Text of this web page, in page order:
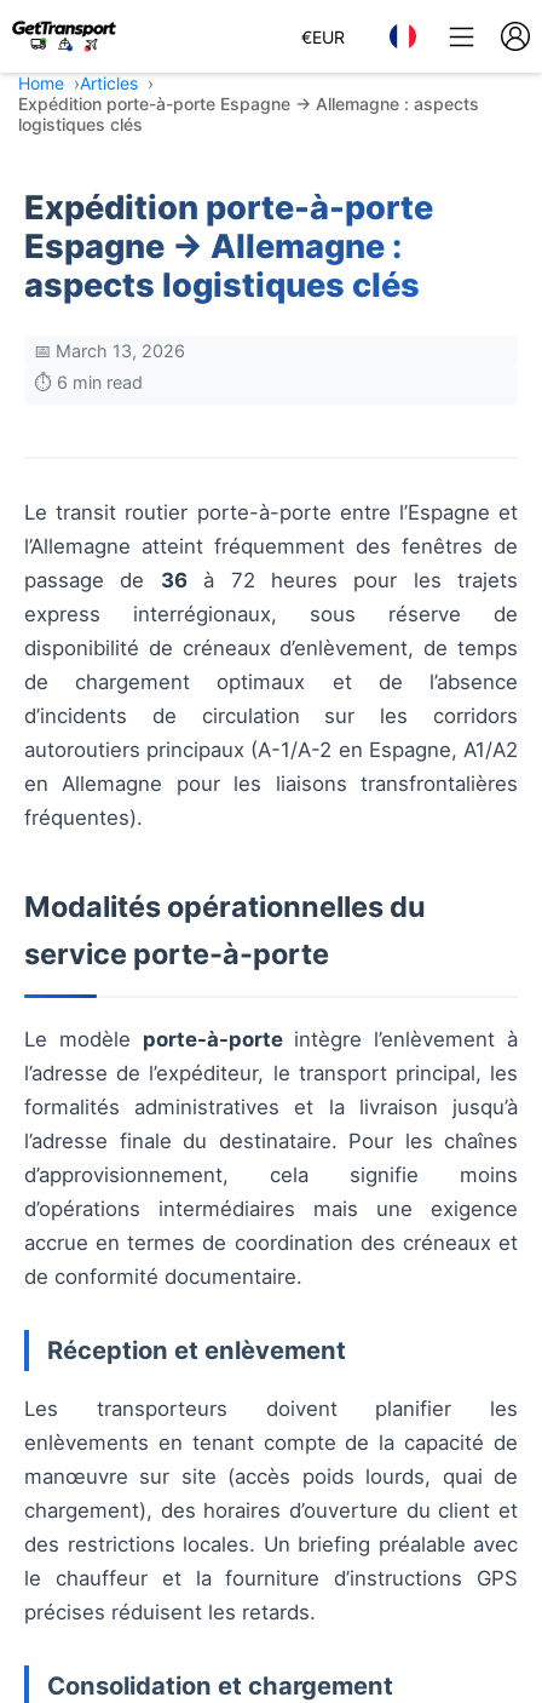
€EUR
Home
Articles
Expédition porte-à-porte Espagne → Allemagne : aspects
logistiques clés
Expédition porte-à-porte
Espagne → Allemagne :
aspects logistiques clés
📅 March 13, 2026
⏱️ 6 min read
Le transit routier porte-à-porte entre l’Espagne et
l’Allemagne atteint fréquemment des fenêtres de
passage de 36à 72 heures pour les trajets
express interrégionaux, sous réserve de
disponibilité de créneaux d’enlèvement, de temps
de chargement optimaux et de l’absence
d’incidents de circulation sur les corridors
autoroutiers principaux (A-1/A-2 en Espagne, A1/A2
en Allemagne pour les liaisons transfrontalières
fréquentes).
Modalités opérationnelles du
service porte-à-porte
Le modèle porte-à-porteintègre l’enlèvement à
l’adresse de l’expéditeur, le transport principal, les
formalités administratives et la livraison jusqu’à
l’adresse finale du destinataire. Pour les chaînes
d’approvisionnement, cela signifie moins
d’opérations intermédiaires mais une exigence
accrue en termes de coordination des créneaux et
de conformité documentaire.
Réception et enlèvement
Les transporteurs doivent planifier les
enlèvements en tenant compte de la capacité de
manœuvre sur site (accès poids lourds, quai de
chargement), des horaires d’ouverture du client et
des restrictions locales. Un briefing préalable avec
le chauffeur et la fourniture d’instructions GPS
précises réduisent les retards.
Consolidation et chargement